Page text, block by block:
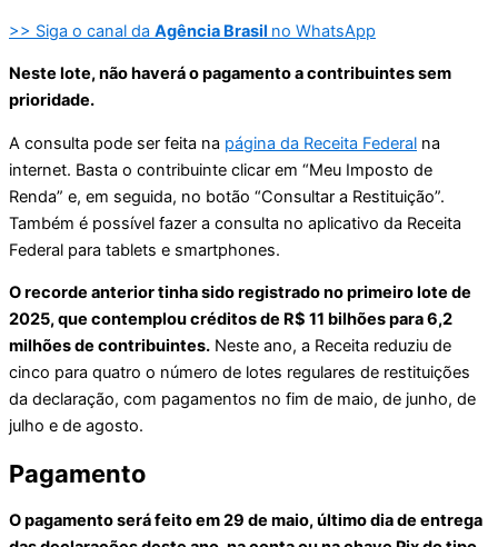
>> Siga o canal da Agência Brasil no WhatsApp
Neste lote, não haverá o pagamento a contribuintes sem
prioridade.
A consulta pode ser feita na página da Receita Federal na
internet. Basta o contribuinte clicar em “Meu Imposto de
Renda” e, em seguida, no botão “Consultar a Restituição”.
Também é possível fazer a consulta no aplicativo da Receita
Federal para tablets e smartphones.
O recorde anterior tinha sido registrado no primeiro lote de
2025, que contemplou créditos de R$ 11 bilhões para 6,2
milhões de contribuintes. Neste ano, a Receita reduziu de
cinco para quatro o número de lotes regulares de restituições
da declaração, com pagamentos no fim de maio, de junho, de
julho e de agosto.
Pagamento
O pagamento será feito em 29 de maio, último dia de entrega